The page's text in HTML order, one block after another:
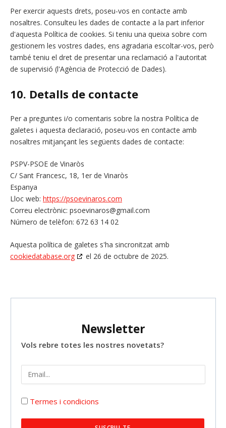
Per exercir aquests drets, poseu-vos en contacte amb
nosaltres. Consulteu les dades de contacte a la part inferior
d'aquesta Política de cookies. Si teniu una queixa sobre com
gestionem les vostres dades, ens agradaria escoltar-vos, però
també teniu el dret de presentar una reclamació a l'autoritat
de supervisió (l'Agència de Protecció de Dades).
10. Detalls de contacte
Per a preguntes i/o comentaris sobre la nostra Política de
galetes i aquesta declaració, poseu-vos en contacte amb
nosaltres mitjançant les següents dades de contacte:
PSPV-PSOE de Vinaròs
C/ Sant Francesc, 18, 1er de Vinaròs
Espanya
Lloc web: https://psoevinaros.com
Correu electrònic: psoevinaros@gmail.com
Número de telèfon: 672 63 14 02
Aquesta política de galetes s'ha sincronitzat amb
cookiedatabase.org
el 26 de octubre de 2025.
Newsletter
Vols rebre totes les nostres novetats?
Termes i condicions